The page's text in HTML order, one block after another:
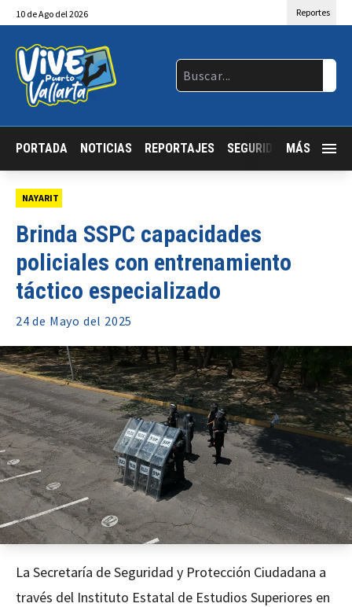
10 deAgo del 2026 Reportes
PORTADA NOTICIAS REPORTAJES SEGURIDAD JALISCO
MÁS
NAYARIT
Brinda SSPC capacidades
policiales con entrenamiento
táctico especializado
24 de Mayo del 2025
La Secretaría de Seguridad y Protección Ciudadana a
través del Instituto Estatal de Estudios Superiores en